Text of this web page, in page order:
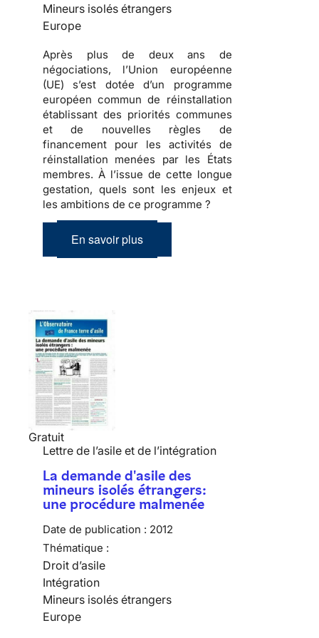
Mineurs isolés étrangers
Europe
Après plus de deux ans de
négociations, l’Union européenne
(UE) s’est dotée d’un programme
européen commun de réinstallation
établissant des priorités communes
et de nouvelles règles de
financement pour les activités de
réinstallation menées par les États
membres. À l’issue de cette longue
gestation, quels sont les enjeux et
les ambitions de ce programme ?
En savoir plus
Gratuit
Lettre de l’asile et de l’intégration
La demande d'asile des
mineurs isolés étrangers:
une procédure malmenée
Date de publication : 2012
Thématique :
Droit d’asile
Intégration
Mineurs isolés étrangers
Europe